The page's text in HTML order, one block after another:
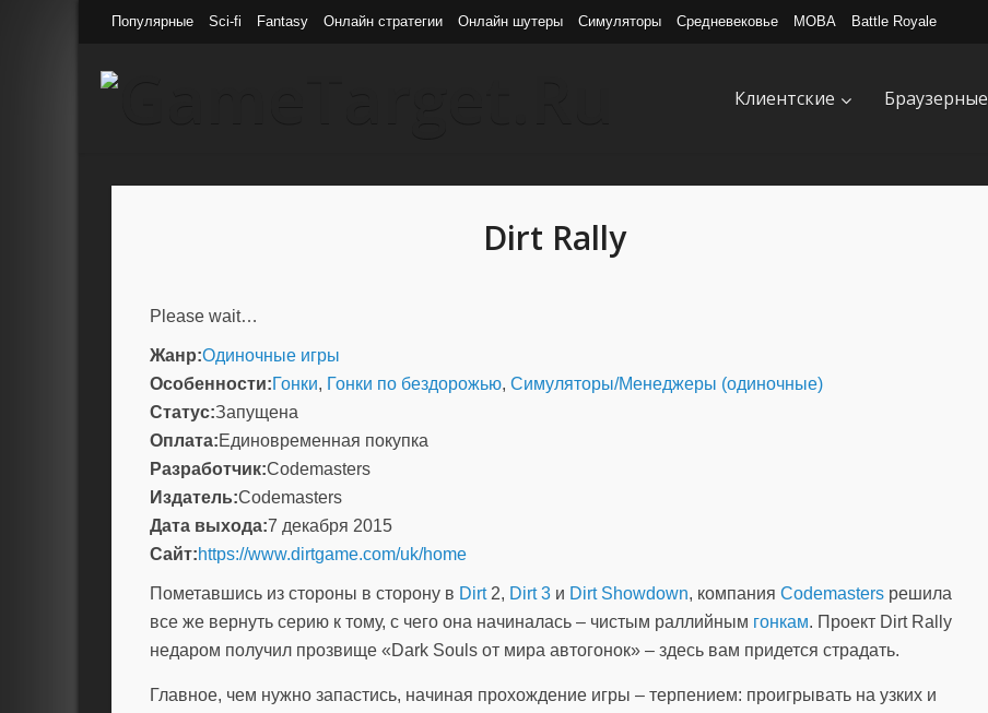
Популярные Sci-fi Fantasy Онлайн стратегии Онлайн шутеры Симуляторы Средневековье MOBA Battle Royale
Клиентские Браузерные
Dirt Rally
Please wait…
Жанр:Одиночные игры
Особенности:Гонки, Гонки по бездорожью, Симуляторы/Менеджеры (одиночные)
Статус:Запущена
Оплата:Единовременная покупка
Разработчик:Codemasters
Издатель:Codemasters
Дата выхода:7 декабря 2015
Сайт:https://www.dirtgame.com/uk/home
Пометавшись из стороны в сторону в Dirt2, Dirt 3 и Dirt Showdown, компания Codemasters решила
все же вернуть серию к тому, с чего она начиналась – чистым раллийным гонкам. Проект Dirt Rally
недаром получил прозвище «Dark Souls от мира автогонок» – здесь вам придется страдать.
Главное, чем нужно запастись, начиная прохождение игры – терпением: проигрывать на узких и